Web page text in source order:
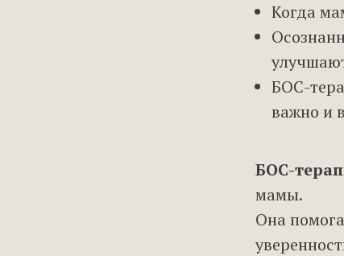
Когда
БОС-
важно и
БОС-
мамы.
Она